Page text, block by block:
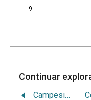
9
Continuar
Campesinos, indígenas y Corredor Biológico Mesoamericano